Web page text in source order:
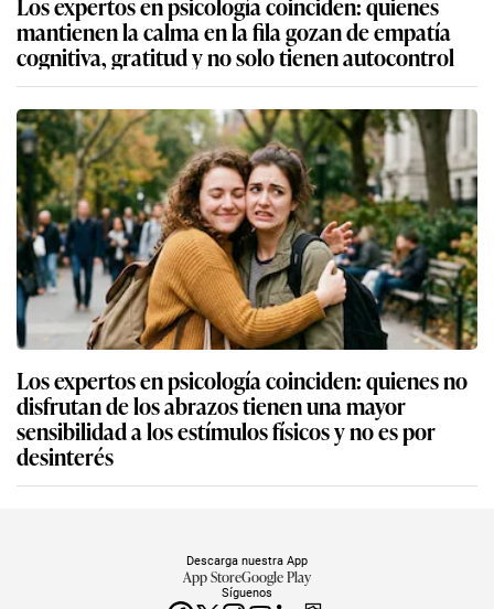
mantienen la calma en la fila gozan de empatía
cognitiva, gratitud y no solo tienen autocontrol
Los expertos en psicología coinciden: quienes no
disfrutan de los abrazos tienen una mayor
sensibilidad a los estímulos físicos y no es por
desinterés
Síguenos
Descarga nuestra App
App StoreGoogle Play